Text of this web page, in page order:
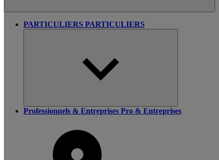
PARTICULIERS PARTICULIERS
Professionnels & Entreprises Pro & Entreprises